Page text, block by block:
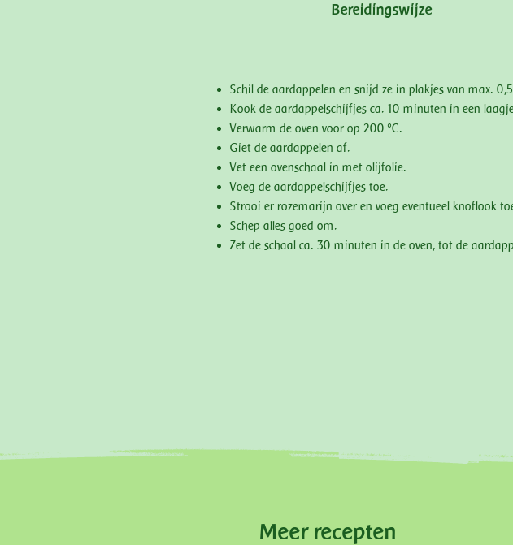
Schil de aardappelen en snijd ze in plakjes van max.
Kook de aardappelschijfjes ca. 10 minuten in een
Verwarm de oven voor op 200 °C.
Giet de aardappelen af.
Vet een ovenschaal in met olijfolie.
Voeg de aardappelschijfjes toe.
Strooi er rozemarijn over en voeg eventueel knoflook
Schep alles goed om.
Zet de schaal ca. 30 minuten in de oven, tot de
Bereidingswijze
Meer recepten